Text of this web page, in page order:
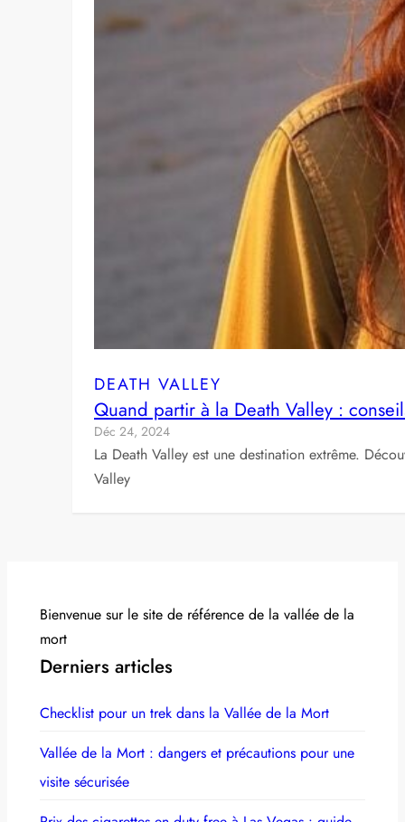
DEATH VALLEY
Quand partir à la Death Valley :
Déc 24, 2024
La Death Valley est une destination extrême.
Valley
Bienvenue sur le site de référence de la vallée de la
mort
Derniers articles
Checklist pour un trek dans la Vallée de la Mort
Vallée de la Mort : dangers et précautions pour une
visite sécurisée